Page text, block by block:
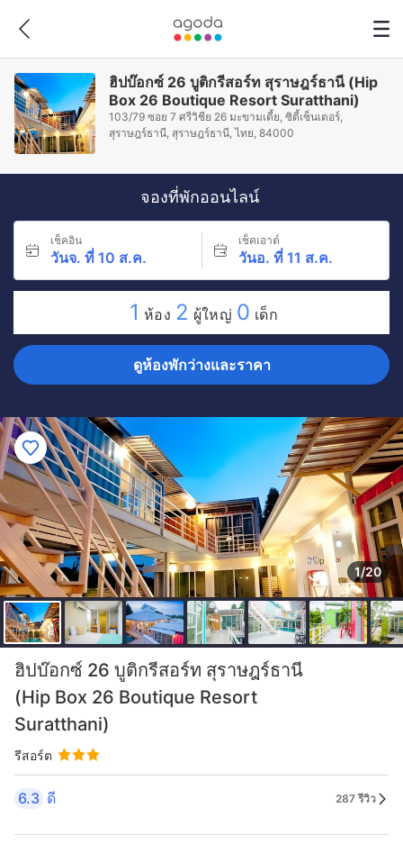
ฮิปบ๊อกซ์ 26 บูติกรีสอร์ท สุราษฎร์ธานี (Hip
Box 26 Boutique Resort Suratthani)
103/79 ซอย 7 ศรีวิชีย 26 มะขามเตี้ย, ซิตี้เซ็นเตอร์,
สุราษฎร์ธานี, สุราษฎร์ธานี, ไทย, 84000
จองที่พักออนไลน์
เช็คอิน
วันจ. ที่ 10 ส.ค.
เช็คเอาต์
วันอ. ที่ 11 ส.ค.
1 ห้อง 2 ผู้ใหญ่ 0 เด็ก
ดูห้องพักว่างและราคา
1/20
ฮิปบ๊อกซ์ 26 บูติกรีสอร์ท สุราษฎร์ธานี
(Hip Box 26 Boutique Resort
Suratthani)
รีสอร์ต
6.3 ดี 287 รีวิว